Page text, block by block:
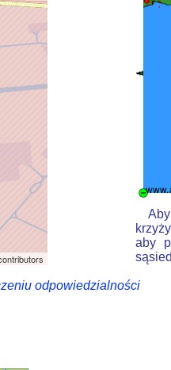
aby
odpowiedzialności